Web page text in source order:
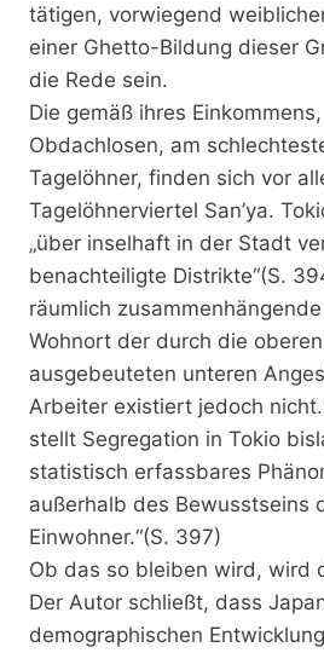
tätigen, vorwiegend
einer Ghetto-Bildung dieser
die Rede sein.
Die gemäß ihres
Obdachlosen, am
Tagelöhner, finden sich vor
Tagelöhnerviertel San’ya.
„über inselhaft in der Stadt
benachteiligte Distrikte“(S.
räumlich zusammenhängende
Wohnort der durch die
ausgebeuteten unteren
Arbeiter existiert jedoch
stellt Segregation in Tokio
statistisch erfassbares
außerhalb des Bewusstseins
Einwohner.“(S. 397)
Ob das so bleiben wird, wird
Der Autor schließt, dass
demographischen